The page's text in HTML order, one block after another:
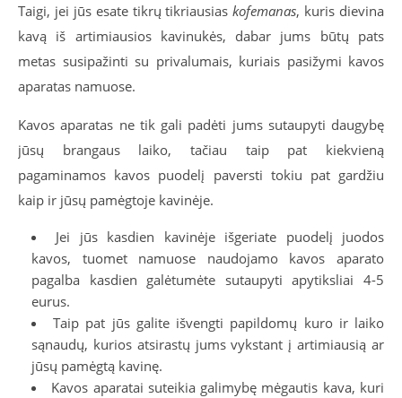
Taigi, jei jūs esate tikrų tikriausiaskofemanas, kuris dievina
kavą iš artimiausios kavinukės, dabar jums būtų pats
metas susipažinti su privalumais, kuriais pasižymi kavos
aparatas namuose.
Kavos aparatas ne tik gali padėti jums sutaupyti daugybę
jūsų brangaus laiko, tačiau taip pat kiekvieną
pagaminamos kavos puodelį paversti tokiu pat gardžiu
kaip ir jūsų pamėgtoje kavinėje.
Jei jūs kasdien kavinėje išgeriate puodelį juodos
kavos, tuomet namuose naudojamo kavos aparato
pagalba kasdien galėtumėte sutaupyti apytiksliai 4-5
eurus.
Taip pat jūs galite išvengti papildomų kuro ir laiko
sąnaudų, kurios atsirastų jums vykstant į artimiausią ar
jūsų pamėgtą kavinę.
Kavos aparatai suteikia galimybę mėgautis kava, kuri